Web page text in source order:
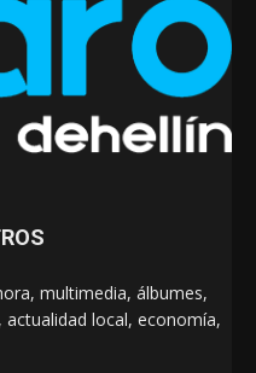
multimedia, álbumes,
local, economía,